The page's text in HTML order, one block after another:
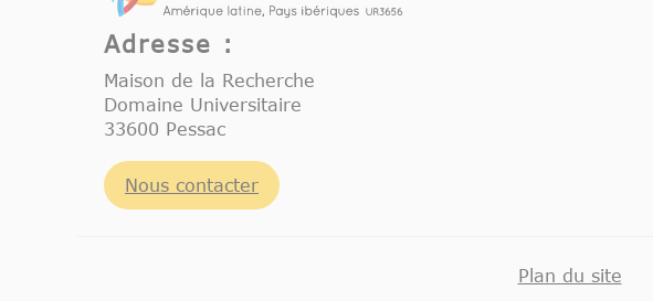
Adresse :
Maison de la Recherche
Domaine Universitaire
33600 Pessac
Nous contacter
Plan du site